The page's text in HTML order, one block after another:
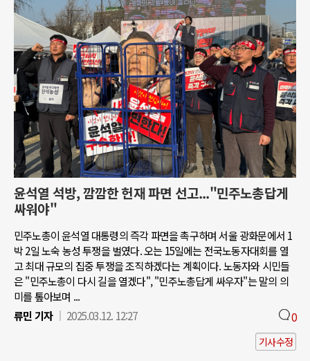
윤석열 석방, 깜깜한 헌재 파면 선고..."민주노총답게
싸워야"
민주노총이 윤석열 대통령의 즉각 파면을 촉구하며 서울 광화문에서 1
박 2일 노숙 농성 투쟁을 벌였다. 오는 15일에는 전국노동자대회를 열
고 최대 규모의 집중 투쟁을 조직하겠다는 계획이다. 노동자와 시민들
은 "민주노총이 다시 길을 열겠다", "민주노총답게 싸우자"는 말의 의
미를 톺아보며 ...
류민 기자
2025.03.12. 12:27 0
기사수정